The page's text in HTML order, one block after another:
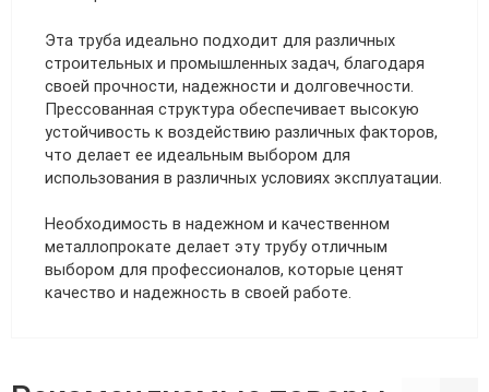
Эта труба идеально подходит для различных
строительных и промышленных задач, благодаря
своей прочности, надежности и долговечности.
Прессованная структура обеспечивает высокую
устойчивость к воздействию различных факторов,
что делает ее идеальным выбором для
использования в различных условиях эксплуатации.
Необходимость в надежном и качественном
металлопрокате делает эту трубу отличным
выбором для профессионалов, которые ценят
качество и надежность в своей работе.